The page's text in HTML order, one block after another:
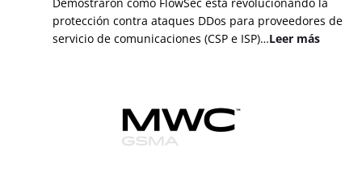
Demostraron cómo FlowSec está revolucionando la
protección contra ataques DDos para proveedores de
servicio de comunicaciones (CSP e ISP)…Leer más